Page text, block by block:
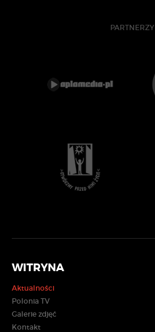
PARTNERZY
WITRYNA
Aktualności
Polonia TV
Galerie zdjęć
Kontakt